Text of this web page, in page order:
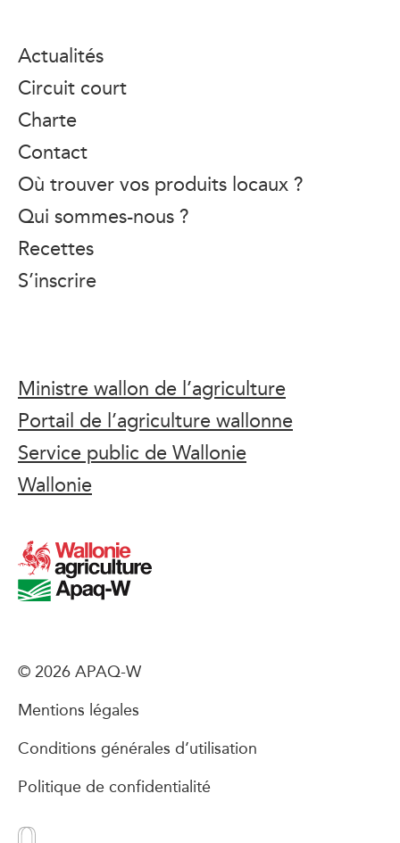
Actualités
Circuit court
Charte
Contact
Où trouver vos produits locaux ?
Qui sommes-nous ?
Recettes
S’inscrire
Ministre wallon de l’agriculture
Portail de l’agriculture wallonne
Service public de Wallonie
Wallonie
© 2026 APAQ-W
Mentions légales
Conditions générales d’utilisation
Politique de confidentialité